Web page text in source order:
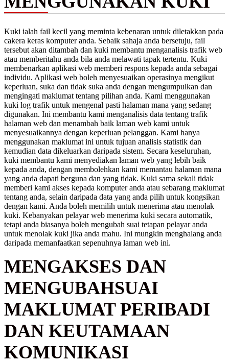
Kuki ialah fail kecil yang meminta kebenaran untuk diletakkan pada
cakera keras komputer anda. Sebaik sahaja anda bersetuju, fail
tersebut akan ditambah dan kuki membantu menganalisis trafik web
atau memberitahu anda bila anda melawati tapak tertentu. Kuki
membenarkan aplikasi web memberi respons kepada anda sebagai
individu. Aplikasi web boleh menyesuaikan operasinya mengikut
keperluan, suka dan tidak suka anda dengan mengumpulkan dan
mengingati maklumat tentang pilihan anda. Kami menggunakan
kuki log trafik untuk mengenal pasti halaman mana yang sedang
digunakan. Ini membantu kami menganalisis data tentang trafik
halaman web dan menambah baik laman web kami untuk
menyesuaikannya dengan keperluan pelanggan. Kami hanya
menggunakan maklumat ini untuk tujuan analisis statistik dan
kemudian data dikeluarkan daripada sistem. Secara keseluruhan,
kuki membantu kami menyediakan laman web yang lebih baik
kepada anda, dengan membolehkan kami memantau halaman mana
yang anda dapati berguna dan yang tidak. Kuki sama sekali tidak
memberi kami akses kepada komputer anda atau sebarang maklumat
tentang anda, selain daripada data yang anda pilih untuk kongsikan
dengan kami. Anda boleh memilih untuk menerima atau menolak
kuki. Kebanyakan pelayar web menerima kuki secara automatik,
tetapi anda biasanya boleh mengubah suai tetapan pelayar anda
untuk menolak kuki jika anda mahu. Ini mungkin menghalang anda
daripada memanfaatkan sepenuhnya laman web ini.
MENGAKSES DAN
MENGUBAHSUAI
MAKLUMAT PERIBADI
DAN KEUTAMAAN
KOMUNIKASI